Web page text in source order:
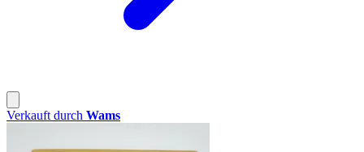
Verkauft durch Wams